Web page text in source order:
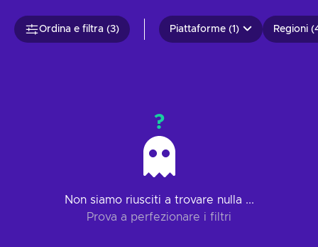
Ordina e filtra (3) Piattaforme (1) Regioni
?
Non siamo riusciti a trovare nulla ...
Prova a perfezionare i filtri